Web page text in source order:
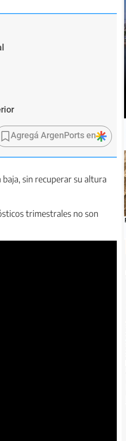
Agregá ArgenPorts en
sin recuperar su altura
trimestrales no son